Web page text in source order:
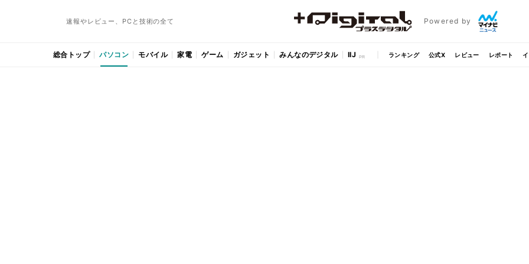
速報やレビュー、PCと技術の全て Powered by
総合トップ パソコン モバイル 家電 ゲーム ガジェット みんなのデジタル IIJ ランキング 公式X レビュー レポート